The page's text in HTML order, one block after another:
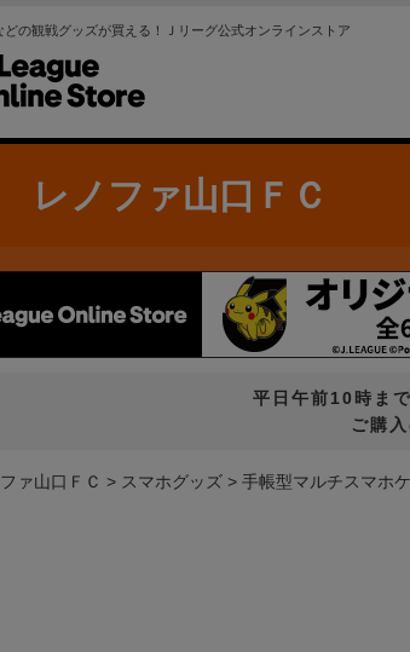
どの観戦グッズが買える！Ｊリーグ公式オンラインストア
レノファ山口ＦＣ
平日午前10時ま
ご購
ァ山口ＦＣ スマホグッズ 手帳型マルチスマホ